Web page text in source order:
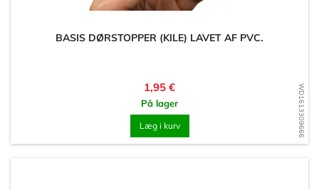
WD1613309666
BASIS DØRSTOPPER (KILE) LAVET AF PVC.
Pris
1,95 €
På lager
Læg i kurv